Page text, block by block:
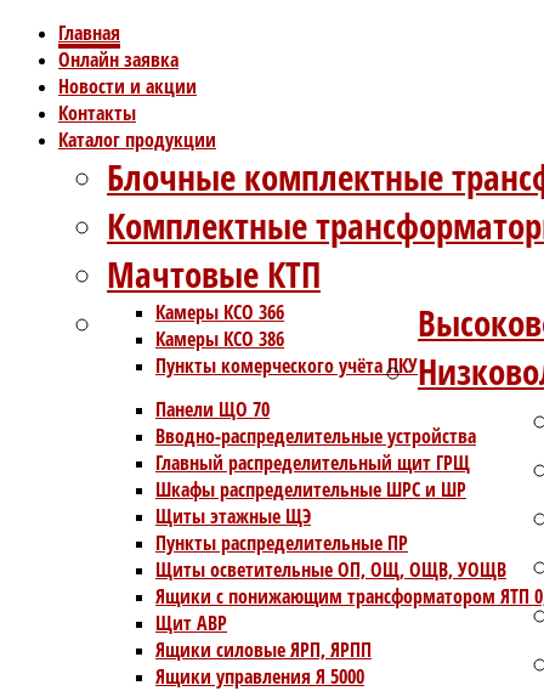
Главная
Онлайн заявка
Новости и акции
Контакты
Каталог продукции
Блочные комплектные
Комплектные
Мачтовые КТП
Камеры КСО 366
Камеры КСО 386
Пункты комерческого учёта ПКУ
Панели ЩО 70
Вводно-распределительные устройства
Главный распределительный щит ГРЩ
Шкафы распределительные ШРС и ШР
Щиты этажные ЩЭ
Пункты распределительные ПР
Щиты осветительные ОП, ОЩ, ОЩВ, УОЩВ
Ящики с понижающим трансформатором ЯТП
Щит АВР
Ящики силовые ЯРП, ЯРПП
Ящики управления Я 5000